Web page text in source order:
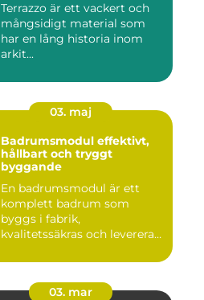
Terrazzo är ett vackert och
mångsidigt material som
har en lång historia inom
arkit...
03. maj
Badrumsmodul effektivt,
hållbart och tryggt
byggande
En badrumsmodul är ett
komplett badrum som
byggs i fabrik,
kvalitetssäkras och levereras
03. mar